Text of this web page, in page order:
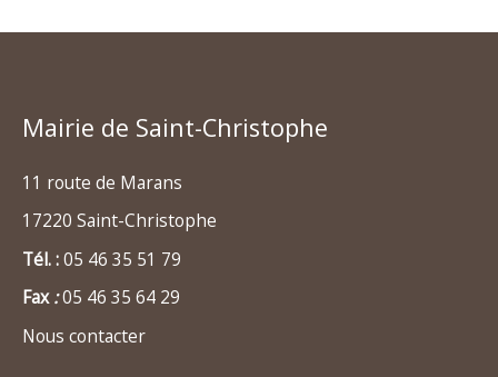
Mairie de Saint-Christophe
11 route de Marans
17220 Saint-Christophe
Tél. :05 46 35 51 79
Fax:05 46 35 64 29
Nous contacter